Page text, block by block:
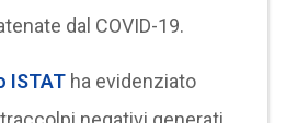
dal COVID-19.
ISTATha evidenziato